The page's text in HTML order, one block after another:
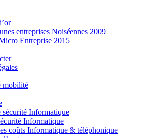
entreprises Noiséennes 2009
Entreprise 2015
mobilité
sécurité Informatique
Informatique
coûts Informatique & téléphonique